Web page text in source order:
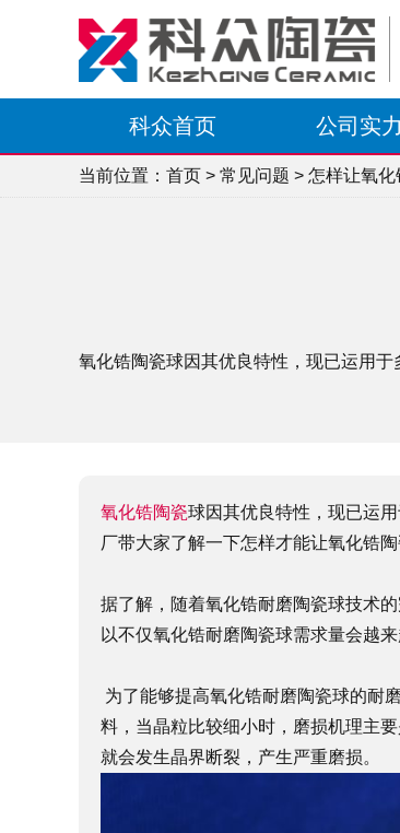
科众首页 公司实力
当前位置： 首页 > 常见问题 > 怎样让氧化
氧化锆陶瓷球因其优良特性，现已运用
氧化锆陶瓷球因其优良特性，现已运
厂带大家了解一下怎样才能让氧化锆
据了解，随着氧化锆耐磨陶瓷球技术
以不仅氧化锆耐磨陶瓷球需求量会越
为了能够提高氧化锆耐磨陶瓷球的耐
料，当晶粒比较细小时，磨损机理主
就会发生晶界断裂，产生严重磨损。